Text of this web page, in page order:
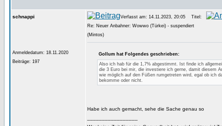
schnappi
Anmeldedatum: 18.11.2020
Beiträge: 197
Verfasst am: 14.11.2023, 20:05
Titel:
Re: Neuer Anbahner: Wowwo (Türkei) - suspendiert
(Mintos)
Gollum hat Folgendes geschrieben:
Also ich hab für die 1,7% abgestimmt. Ist finde ich
die 3 Euro bei mir, die investiere ich gerne, damit diesem
wie möglich auf den Füßen rumgetreten wird, egal ob ich
bekomme oder nicht.
Habe ich auch gemacht, sehe die Sache genau so